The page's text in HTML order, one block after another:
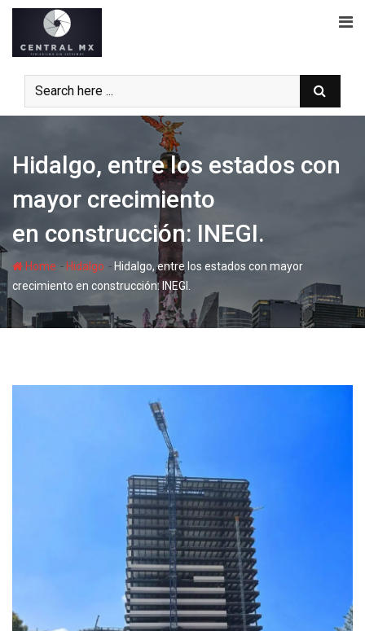
Skip
content
Hidalgo, entre los estados con
mayor crecimiento
en construcción: INEGI.
Home - Hidalgo - Hidalgo, entre los estados con mayor
crecimiento en construcción: INEGI.